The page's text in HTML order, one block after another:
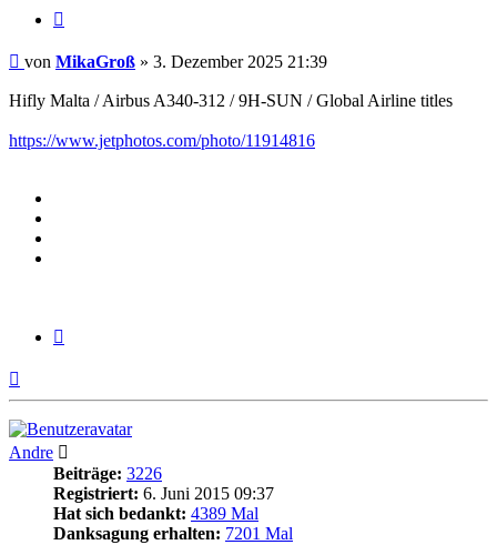
Beitrag
von MikaGroß » 3. Dezember 2025 21:39
Hifly Malta / Airbus A340-312 / 9H-SUN / Global Airline titles
https://www.jetphotos.com/photo/11914816
Andre
Beiträge: 3226
Registriert: 6. Juni 2015 09:37
Hat sich bedankt: 4389 Mal
Danksagung erhalten: 7201 Mal